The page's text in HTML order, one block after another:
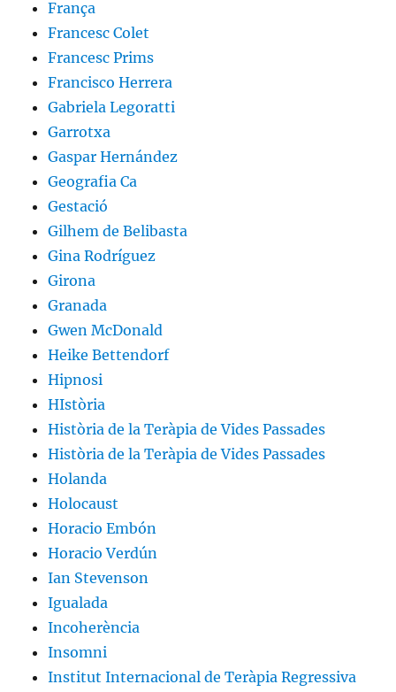
França
Francesc Colet
Francesc Prims
Francisco Herrera
Gabriela Legoratti
Garrotxa
Gaspar Hernández
Geografia Ca
Gestació
Gilhem de Belibasta
Gina Rodríguez
Girona
Granada
Gwen McDonald
Heike Bettendorf
Hipnosi
HIstòria
Història de la Teràpia de Vides Passades
Història de la Teràpia de Vides Passades
Holanda
Holocaust
Horacio Embón
Horacio Verdún
Ian Stevenson
Igualada
Incoherència
Insomni
Institut Internacional de Teràpia Regressiva